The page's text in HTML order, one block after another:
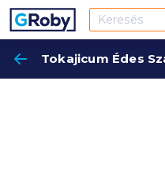
Tokajicum Édes